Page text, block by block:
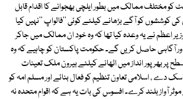
کو مختلف ممالک میں بطور ایلچی بھجوانے کا اقدام قابل
کوششوں کو آگے بڑھانے کیلئے کوئی ''فالواپ ''نہیں کیا
اعظم نے یہ وعدہ کیا تھا کہ وہ خود ان ممالک میں جاکر
آگاہی حاصل کریں گے۔ حکومت پاکستان کو چاہیے کہ وہ
پر بھرپور انداز میں اٹھانے کیلئے بیرون ملک تعینات
دے ، اسلامی تعاون تنظیم کو فعال بنائے اور مسلم امہ کو
آواز بلند کرے۔ افسوس کی بات یہ ہے کہ اقوام متحدہ نہ